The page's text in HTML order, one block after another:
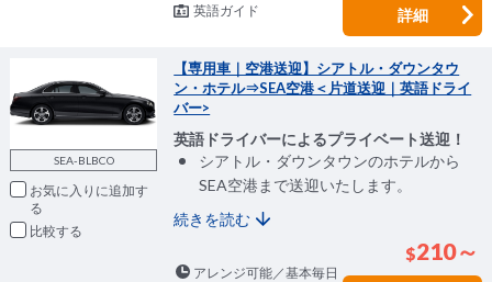
英語ガイド
詳細
SEA-BLBCO
お気に入りに追加
比較
【専用車｜空港送迎】シアトル・ダウンタウ
ン・ホテル⇒SEA空港＜片道送迎｜英語ドライ
バー>
英語ドライバーによるプライベート送迎！
シアトル・ダウンタウンのホテルから
SEA空港まで送迎いたします。
続きを読む
$210～
アレンジ可能／基本毎日